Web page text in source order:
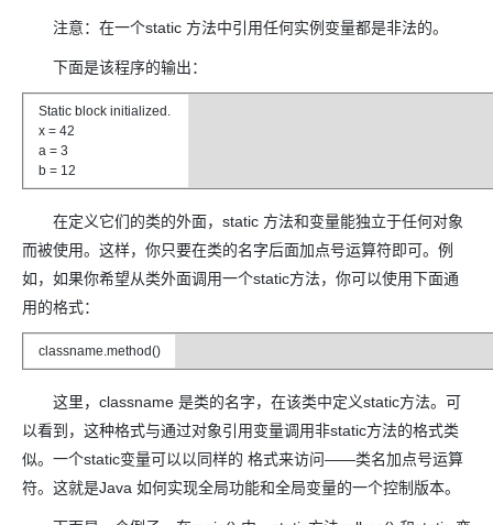
注意：在一个static 方法中引用任何实例变量都是非法的。
下面是该程序的输出：
Static block initialized.
x = 42
a = 3
b = 12
在定义它们的类的外面，static 方法和变量能独立于任何对象
而被使用。这样，你只要在类的名字后面加点号运算符即可。例
如，如果你希望从类外面调用一个static方法，你可以使用下面通
用的格式：
classname.method()
这里，classname 是类的名字，在该类中定义static方法。可
以看到，这种格式与通过对象引用变量调用非static方法的格式类
似。一个static变量可以以同样的 格式来访问——类名加点号运算
符。这就是Java 如何实现全局功能和全局变量的一个控制版本。